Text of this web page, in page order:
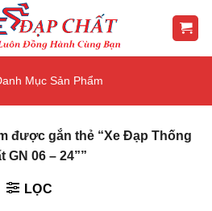
Mục Sản Phẩm
được gắn thẻ “Xe Đạp Thống
GN 06 – 24””
LỌC